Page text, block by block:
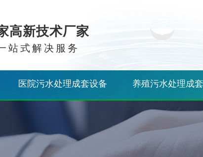
高新技术厂家
站式解决服务
医院污水处理成套设备 养殖污水处理成